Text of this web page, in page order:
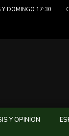
Y DOMINGO 17:30
Y OPINION